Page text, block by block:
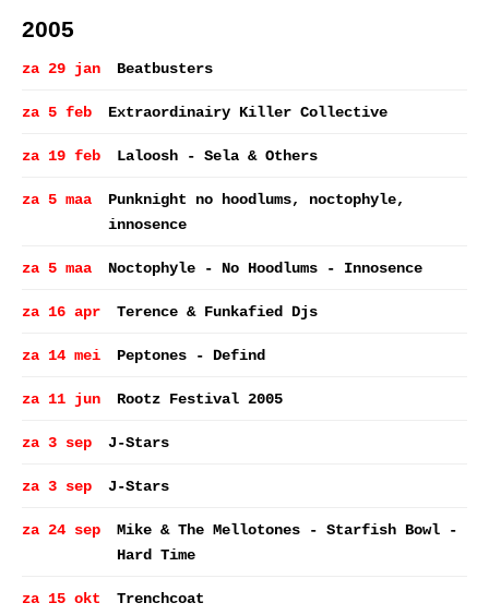
2005
za 29 jan Beatbusters
za 5 feb Extraordinairy Killer Collective
za 19 feb Laloosh - Sela & Others
za 5 maa
Punknight no hoodlums, noctophyle,
innosence
za 5 maa Noctophyle - No Hoodlums - Innosence
za 16 apr Terence & Funkafied Djs
za 14 mei Peptones - Defind
za 11 jun Rootz Festival 2005
za 3 sep J-Stars
za 3 sep J-Stars
za 24 sep
Mike & The Mellotones - Starfish Bowl -
Hard Time
za 15 okt Trenchcoat